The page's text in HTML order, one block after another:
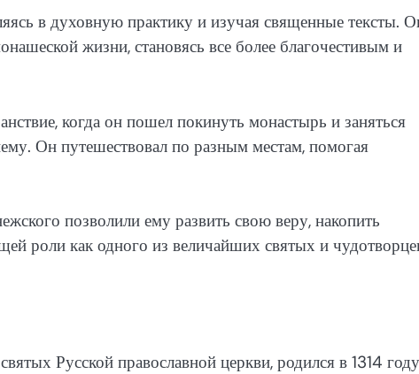
в духовную практику и изучая священные тексты.
жизни, становясь все более благочестивым и
когда он пошел покинуть монастырь и заняться
Он путешествовал по разным местам, помогая
позволили ему развить свою веру, накопить
роли как одного из величайших святых и
Русской православной церкви, родился в 1314